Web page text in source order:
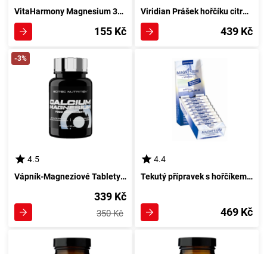
VitaHarmony Magnesium 300mg 120 tablet - Silný Minerál pro Zdravé Svaly a Nervovou Soustavu
155 Kč
Viridian Prášek hořčíku citrátu 150 g bez aroma
439 Kč
-3%
4.5
Vápník-Magneziové Tablety 90 kusů od Scitecu
339 Kč
350 Kč
4.4
Tekutý přípravek s hořčíkem a vitamínem C pro energii 500ml ananasová esence
469 Kč